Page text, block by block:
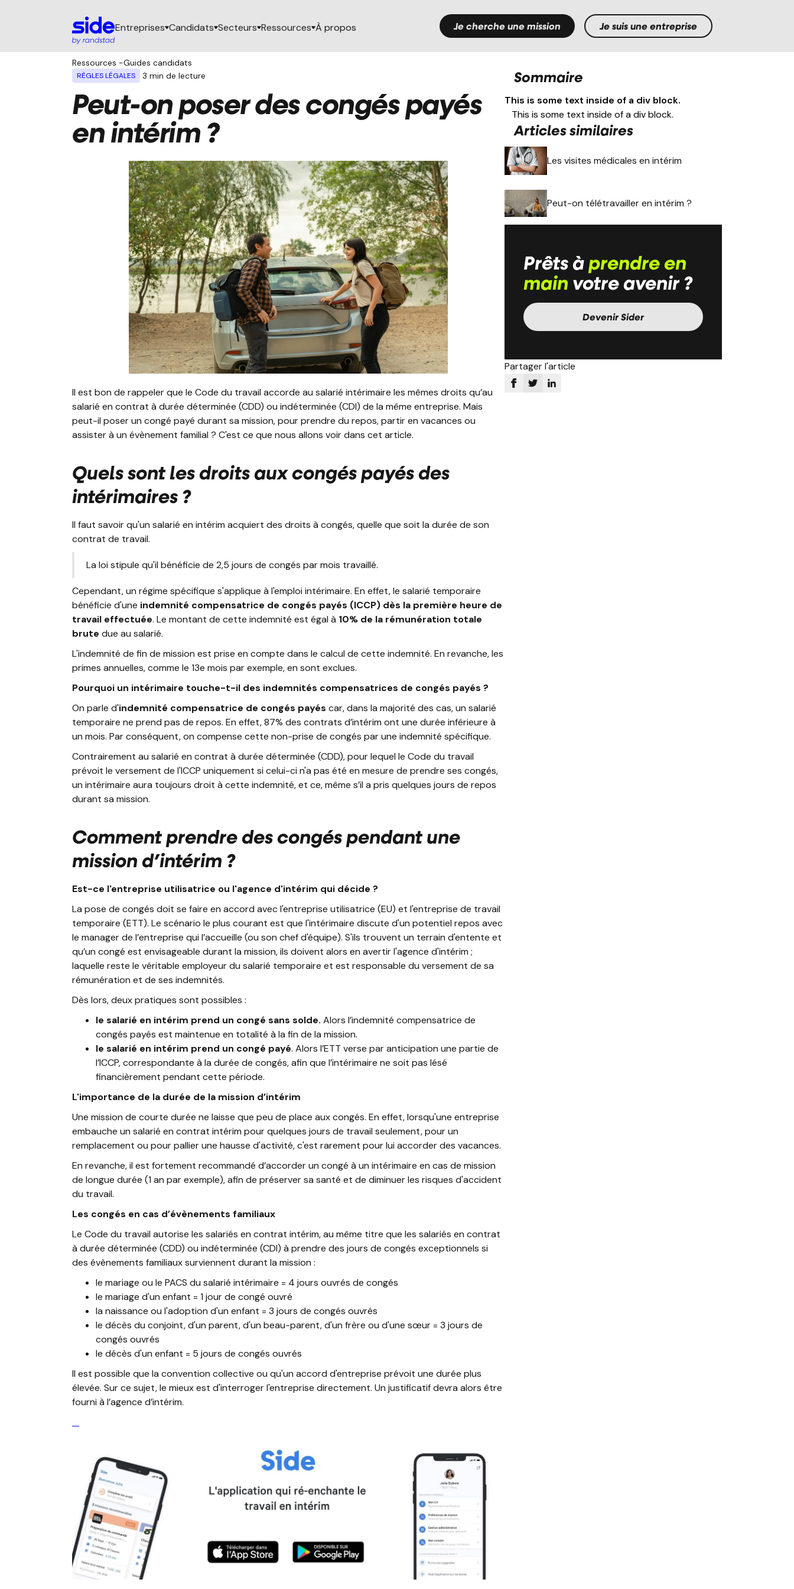
Entreprises Candidats Secteurs Ressources À propos Je cherche une mission Je suis une entreprise
Ressources -Guides candidats
RÈGLES LÉGALES 3 min de lecture
Peut-on poser des congés payés
en intérim ?
Il est bon de rappeler que le Code du travail accorde au salarié intérimaire les mêmes droits qu’au
salarié en contrat à durée déterminée (CDD) ou indéterminée (CDI) de la même entreprise. Mais
peut-il poser un congé payé durant sa mission, pour prendre du repos, partir en vacances ou
assister à un évènement familial ? C'est ce que nous allons voir dans cet article.
Quels sont les droits aux congés payés des
intérimaires ?
Il faut savoir qu'un salarié en intérim acquiert des droits à congés, quelle que soit la durée de son
contrat de travail.
La loi stipule qu'il bénéficie de 2,5 jours de congés par mois travaillé.
Cependant, un régime spécifique s'applique à l'emploi intérimaire. En effet, le salarié temporaire
bénéficie d'une indemnité compensatrice de congés payés (ICCP) dès la première heure de
travail effectuée. Le montant de cette indemnité est égal à 10% de la rémunération totale
brute due au salarié.
L'indemnité de fin de mission est prise en compte dans le calcul de cette indemnité. En revanche, les
primes annuelles, comme le 13e mois par exemple, en sont exclues.
Pourquoi un intérimaire touche-t-il des indemnités compensatrices de congés payés ?
On parle d'indemnité compensatrice de congés payés car, dans la majorité des cas, un salarié
temporaire ne prend pas de repos. En effet, 87% des contrats d’intérim ont une durée inférieure à
un mois. Par conséquent, on compense cette non-prise de congés par une indemnité spécifique.
Contrairement au salarié en contrat à durée déterminée (CDD), pour lequel le Code du travail
prévoit le versement de l'ICCP uniquement si celui-ci n'a pas été en mesure de prendre ses congés,
un intérimaire aura toujours droit à cette indemnité, et ce, même s’il a pris quelques jours de repos
durant sa mission.
Comment prendre des congés pendant une
mission d’intérim ?
Est-ce l'entreprise utilisatrice ou l'agence d'intérim qui décide ?
La pose de congés doit se faire en accord avec l'entreprise utilisatrice (EU) et l'entreprise de travail
temporaire (ETT). Le scénario le plus courant est que l'intérimaire discute d'un potentiel repos avec
le manager de l’entreprise qui l’accueille (ou son chef d'équipe). S'ils trouvent un terrain d'entente et
qu’un congé est envisageable durant la mission, ils doivent alors en avertir l'agence d'intérim ;
laquelle reste le véritable employeur du salarié temporaire et est responsable du versement de sa
rémunération et de ses indemnités.
Dès lors, deux pratiques sont possibles :
le salarié en intérim prend un congé sans solde. Alors l’indemnité compensatrice de
congés payés est maintenue en totalité à la fin de la mission.
le salarié en intérim prend un congé payé. Alors l’ETT verse par anticipation une partie de
l’ICCP, correspondante à la durée de congés, afin que l’intérimaire ne soit pas lésé
financièrement pendant cette période.
L'importance de la durée de la mission d’intérim
Une mission de courte durée ne laisse que peu de place aux congés. En effet, lorsqu'une entreprise
embauche un salarié en contrat intérim pour quelques jours de travail seulement, pour un
remplacement ou pour pallier une hausse d'activité, c'est rarement pour lui accorder des vacances.
En revanche, il est fortement recommandé d’accorder un congé à un intérimaire en cas de mission
de longue durée (1 an par exemple), afin de préserver sa santé et de diminuer les risques d'accident
du travail.
Les congés en cas d’évènements familiaux
Le Code du travail autorise les salariés en contrat intérim, au même titre que les salariés en contrat
à durée déterminée (CDD) ou indéterminée (CDI) à prendre des jours de congés exceptionnels si
des évènements familiaux surviennent durant la mission :
le mariage ou le PACS du salarié intérimaire = 4 jours ouvrés de congés
le mariage d'un enfant = 1 jour de congé ouvré
la naissance ou l'adoption d'un enfant = 3 jours de congés ouvrés
le décès du conjoint, d'un parent, d'un beau-parent, d'un frère ou d'une sœur = 3 jours de
congés ouvrés
le décès d'un enfant = 5 jours de congés ouvrés
Il est possible que la convention collective ou qu'un accord d'entreprise prévoit une durée plus
élevée. Sur ce sujet, le mieux est d'interroger l'entreprise directement. Un justificatif devra alors être
fourni à l’agence d’intérim.
Sommaire
This is some text inside of a div block.
This is some text inside of a div block.
Articles similaires
Les visites médicales en intérim
Peut-on télétravailler en intérim ?
Prêts àprendre en
main votre avenir ?
Devenir Sider
Partager l'article